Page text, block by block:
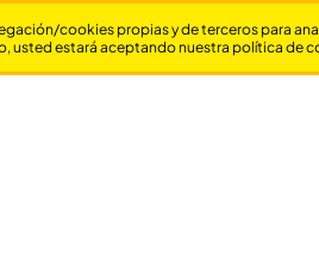
cookies propias y de terceros para
usted estará aceptando nuestra política de